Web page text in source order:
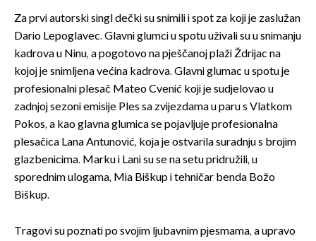
Za prvi autorski singl dečki su snimili i spot za koji je zaslužan
Dario Lepoglavec. Glavni glumci u spotu uživali su u snimanju
kadrova u Ninu, a pogotovo na pješčanoj plaži Ždrijac na
kojoj je snimljena većina kadrova. Glavni glumac u spotu je
profesionalni plesač Mateo Cvenić koji je sudjelovao u
zadnjoj sezoni emisije Ples sa zvijezdama u paru s Vlatkom
Pokos, a kao glavna glumica se pojavljuje profesionalna
plesačica Lana Antunović, koja je ostvarila suradnju s brojim
glazbenicima. Marku i Lani su se na setu pridružili, u
sporednim ulogama, Mia Biškup i tehničar benda Božo
Biškup.
Tragovi su poznati po svojim ljubavnim pjesmama, a upravo